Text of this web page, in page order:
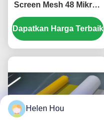
Screen Mesh 48 Mikron
untuk Pencetakan
Tekstil
Dapatkan Harga Terbaik
Helen Hou